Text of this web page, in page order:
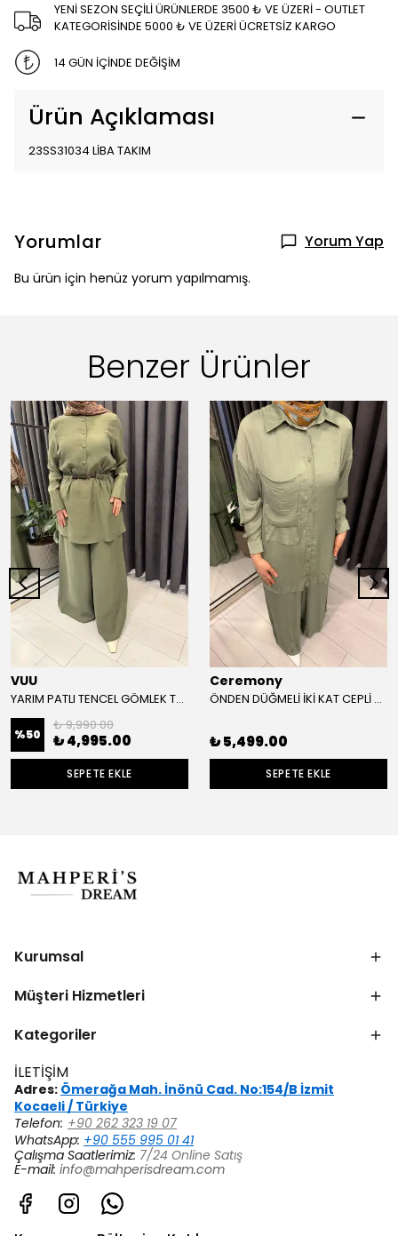
YENİ SEZON SEÇİLİ ÜRÜNLERDE 3500 ₺ VE ÜZERİ - OUTLET
KATEGORİSİNDE 5000 ₺ VE ÜZERİ ÜCRETSİZ KARGO
14 GÜN İÇİNDE DEĞİŞİM
Ürün Açıklaması
23SS31034 LİBA TAKIM
Yorumlar Yorum Yap
Bu ürün için henüz yorum yapılmamış.
Benzer Ürünler
VUU
YARIM PATLI TENCEL GÖMLEK TAKIM
%50
₺ 9,990.00
₺ 4,995.00
SEPETE EKLE
Ceremony
ÖNDEN DÜĞMELİ İKİ KAT CEPLİ PANTOLONLU CUPRA TAKIM
₺ 5,499.00
SEPETE EKLE
Kurumsal
Müşteri Hizmetleri
Kategoriler
İLETİŞİM
Adres: Ömerağa Mah. İnönü Cad. No:154/B İzmit
Kocaeli / Türkiye
Telefon: +90 262 323 19 07
WhatsApp: +90 555 995 01 41
Çalışma Saatlerimiz: 7/24 Online Satış
E-mail: info@mahperisdream.com